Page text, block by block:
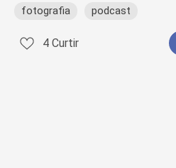
fotografia
podcast
4 Curtir